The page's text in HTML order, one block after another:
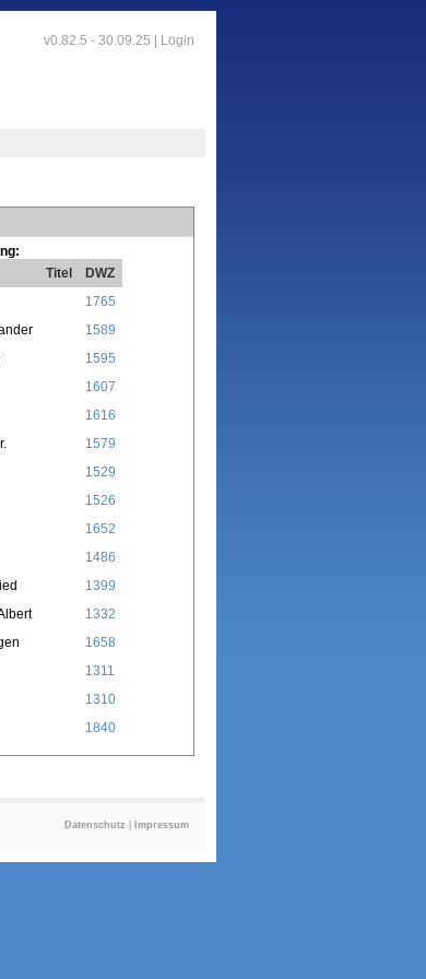
v0.82.5 - 30.09.25 | Login
Titel
DWZ
1765
1589
1595
1607
1616
1579
1529
1526
1652
1486
1399
1332
1658
1311
1310
1840
Datenschutz Impressum